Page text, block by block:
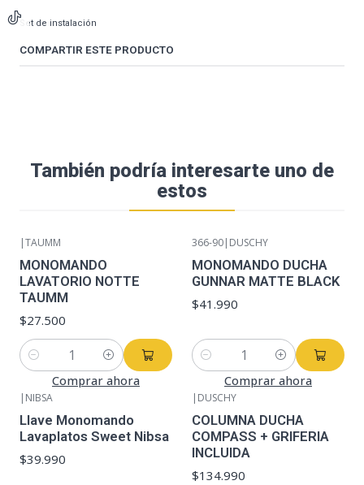
Set de instalación
COMPARTIR ESTE PRODUCTO
También podría interesarte uno de
estos
|TAUMM
MONOMANDO
LAVATORIO NOTTE
TAUMM
$27.500
Cantidad
Comprar ahora
366-90| DUSCHY
MONOMANDO DUCHA
GUNNAR MATTE BLACK
$41.990
Cantidad
Comprar ahora
| NIBSA
Llave Monomando
Lavaplatos Sweet Nibsa
$39.990
| DUSCHY
COLUMNA DUCHA
COMPASS + GRIFERIA
INCLUIDA
$134.990